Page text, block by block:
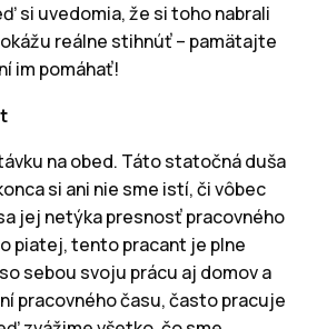
si uvedomia, že si toho nabrali
reálne stihnúť – pamätajte
im pomáhať!
na obed. Táto statočná duša
si ani nie sme istí, či vôbec
jej netýka presnosť pracovného
piatej, tento pracant je plne
sebou svoju prácu aj domov a
pracovného času, často pracuje